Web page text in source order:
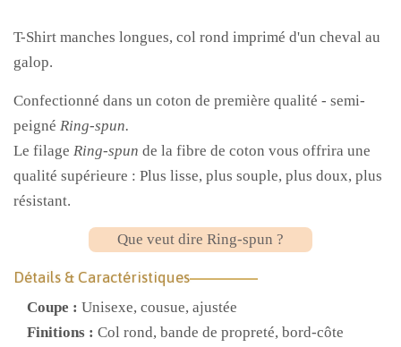
T-Shirt manches longues, col rond imprimé d'un cheval au
galop.
Confectionné dans un coton de première qualité - semi-
peigné Ring-spun.
Le filage Ring-spun de la fibre de coton vous offrira une
qualité supérieure : Plus lisse, plus souple, plus doux, plus
résistant.
Que veut dire Ring-spun ?
Détails & Caractéristiques
Coupe : Unisexe, cousue, ajustée
Finitions : Col rond, bande de propreté, bord-côte